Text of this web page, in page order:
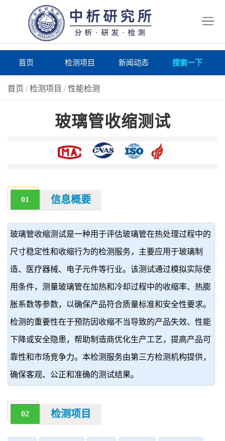
首页 检测项目 新闻动态 搜索一下
首页 /检测项目 /性能检测
玻璃管收缩测试
01 信息概要
玻璃管收缩测试是一种用于评估玻璃管在热处理过程中的
尺寸稳定性和收缩行为的检测服务，主要应用于玻璃制
造、医疗器械、电子元件等行业。该测试通过模拟实际使
用条件，测量玻璃管在加热和冷却过程中的收缩率、热膨
胀系数等参数，以确保产品符合质量标准和安全性要求。
检测的重要性在于预防因收缩不当导致的产品失效、性能
下降或安全隐患，帮助制造商优化生产工艺，提高产品可
靠性和市场竞争力。本检测服务由第三方检测机构提供，
确保客观、公正和准确的测试结果。
02 检测项目
价
真
伪
查
询